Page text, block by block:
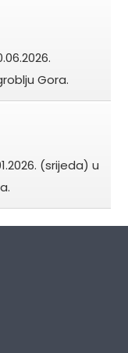
Gora.
(srijeda) u